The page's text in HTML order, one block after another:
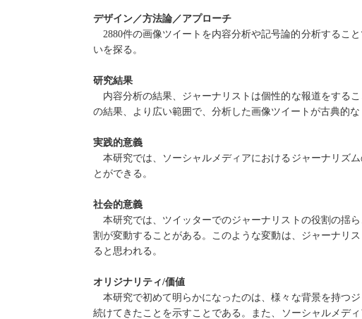
デザイン／方法論／アプローチ
2880件の画像ツイートを内容分析や記号論的分析するこ
いを探る。
研究結果
内容分析の結果、ジャーナリストは個性的な報道をする
の結果、より広い範囲で、分析した画像ツイートが古典的
実践的意義
本研究では、ソーシャルメディアにおけるジャーナリズ
とができる。
社会的意義
本研究では、ツイッターでのジャーナリストの役割の揺
割が変動することがある。このような変動は、ジャーナリ
ると思われる。
オリジナリティ/価値
本研究で初めて明らかになったのは、様々な背景を持つ
続けてきたことを示すことである。また、ソーシャルメデ